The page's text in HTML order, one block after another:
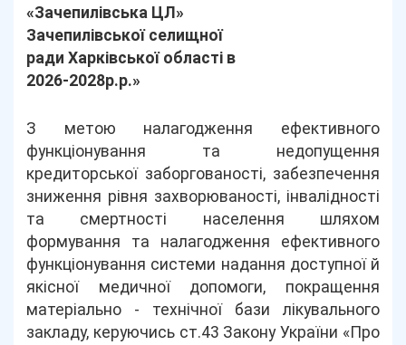
«Зачепилівська ЦЛ»
Зачепилівської селищної
ради Харківської області в
2026-2028р.р.»
З метою налагодження ефективного
функціонування та недопущення
кредиторської заборгованості, забезпечення
зниження рівня захворюваності, інвалідності
та смертності населення шляхом
формування та налагодження ефективного
функціонування системи надання доступної й
якісної медичної допомоги, покращення
матеріально - технічної бази лікувального
закладу, керуючись ст.43 Закону України «Про